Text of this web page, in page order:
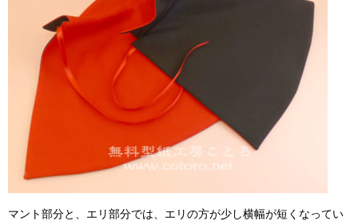
マント部分と、エリ部分では、エリの方が少し横幅が短くなってい